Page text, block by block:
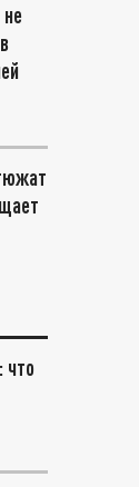
что